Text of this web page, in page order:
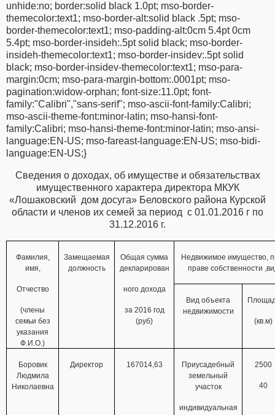
unhide:no; border:solid black 1.0pt; mso-border-
themecolor:text1; mso-border-alt:solid black .5pt; mso-
border-themecolor:text1; mso-padding-alt:0cm 5.4pt 0cm
5.4pt; mso-border-insideh:.5pt solid black; mso-border-
insideh-themecolor:text1; mso-border-insidev:.5pt solid
black; mso-border-insidev-themecolor:text1; mso-para-
margin:0cm; mso-para-margin-bottom:.0001pt; mso-
pagination:widow-orphan; font-size:11.0pt; font-
family:"Calibri","sans-serif"; mso-ascii-font-family:Calibri;
mso-ascii-theme-font:minor-latin; mso-hansi-font-
family:Calibri; mso-hansi-theme-font:minor-latin; mso-ansi-
language:EN-US; mso-fareast-language:EN-US; mso-bidi-
language:EN-US;}
Сведения о доходах, об имуществе и обязательствах
имущественного характера директора МКУК
«Лошаковский дом досуга» Беловского района Курской
области и членов их семей за период с 01.01.2016 г по
31.12.2016 г.
Фамилия,
имя,
Отчество
(члены
семьи без
указания
Ф.И.О.)
Замещаемая
должность
Общая сумма
декларирован
ного дохода
за 2016 год
(руб)
Недвижимое имущество,
праве собственности
Вид объекта
недвижимости
(кв.м)
Боровик
Людмила
Николаевна
Директор 167014,63
Приусадебный
земельный
участок
индивидуальная
2500
40